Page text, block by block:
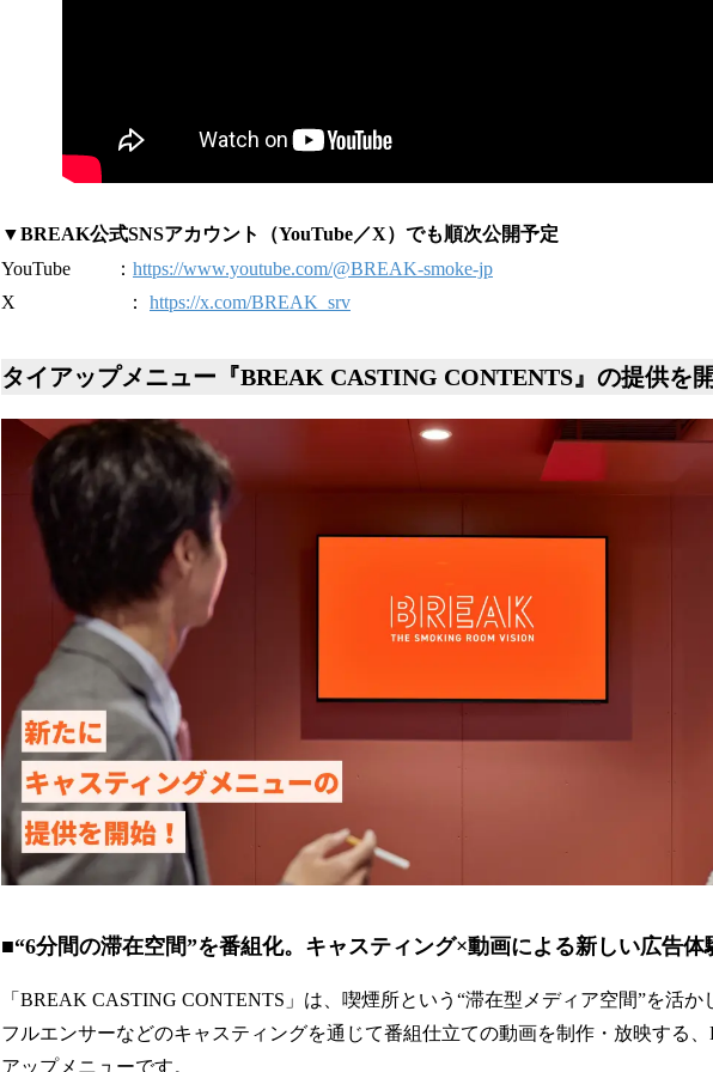
▼BREAK公式SNSアカウント（YouTube／X）でも順次公開予定
YouTube ： https://www.youtube.com/@BREAK-smoke-jp
X ： https://x.com/BREAK_srv
タイアップメニュー『BREAK CASTING CONTENTS』の提供を
■“6分間の滞在空間”を番組化。キャスティング×動画による新しい広告体
「BREAK CASTING CONTENTS」は、喫煙所という“滞在型メディア空間”を活
フルエンサーなどのキャスティングを通じて番組仕立ての動画を制作・放映する
アップメニューです。